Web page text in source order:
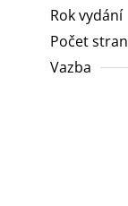
Rok vydání
Počet stran
Vazba